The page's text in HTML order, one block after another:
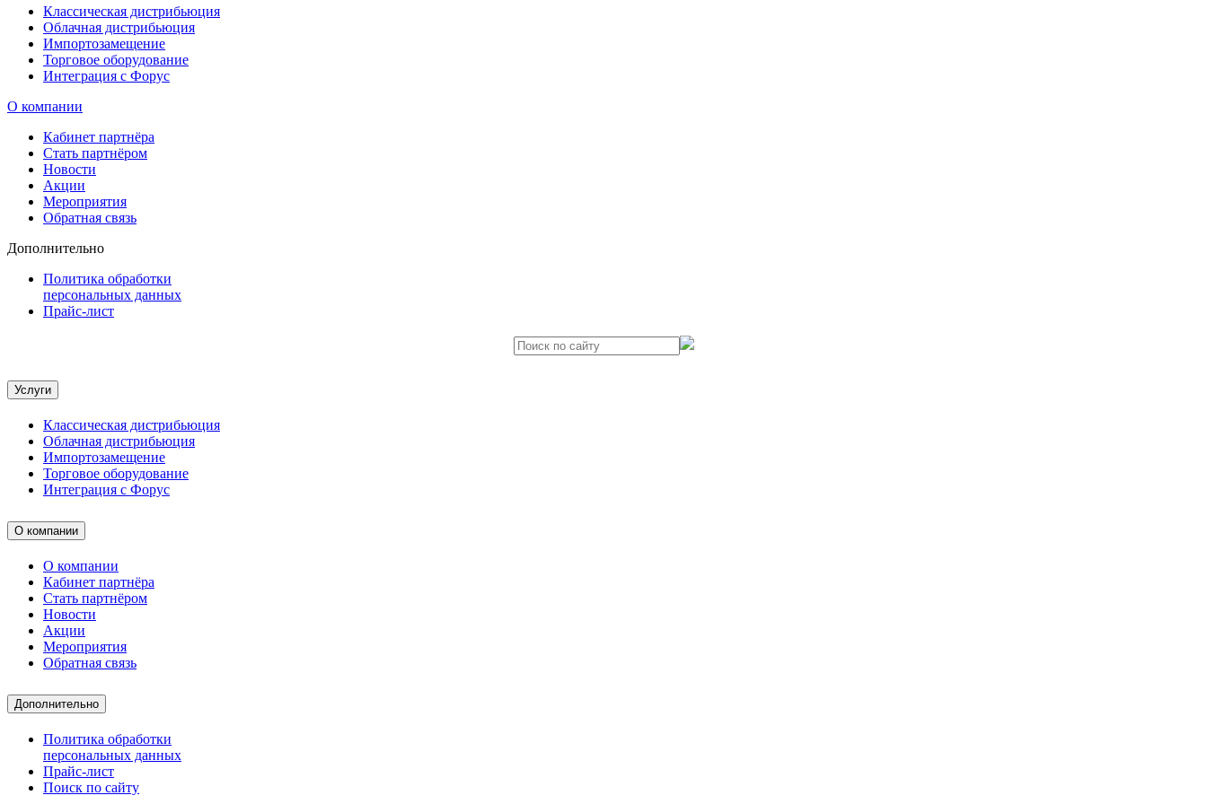
Классическая дистрибьюция
Облачная дистрибьюция
Импортозамещение
Торговое оборудование
Интеграция с Форус
О компании
Кабинет партнёра
Стать партнёром
Новости
Акции
Мероприятия
Обратная связь
Дополнительно
Политика обработки
персональных данных
Прайс-лист
Услуги
Классическая дистрибьюция
Облачная дистрибьюция
Импортозамещение
Торговое оборудование
Интеграция с Форус
О компании
О компании
Кабинет партнёра
Стать партнёром
Новости
Акции
Мероприятия
Обратная связь
Дополнительно
Политика обработки
персональных данных
Прайс-лист
Поиск по сайту